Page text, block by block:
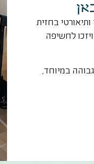
בחזית
לחשיפה
במיוחד,